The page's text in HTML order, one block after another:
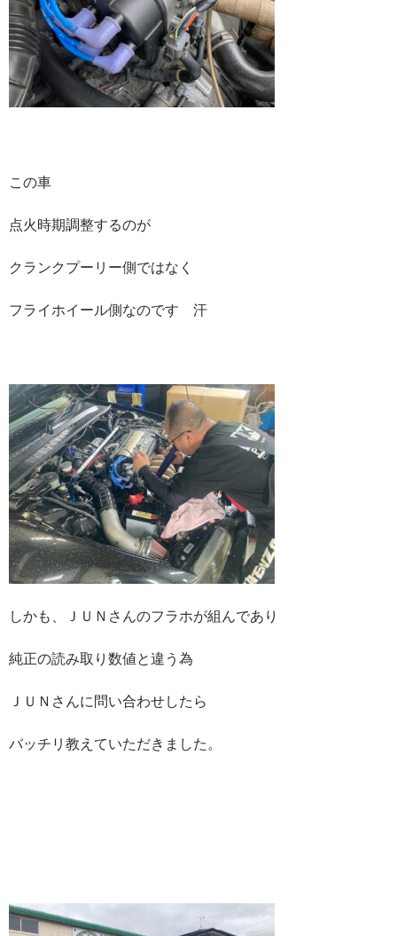
この車
点火時期調整するのが
クランクプーリー側ではなく
フライホイール側なのです 汗
しかも、ＪＵＮさんのフラホが組んであり
純正の読み取り数値と違う為
ＪＵＮさんに問い合わせしたら
バッチリ教えていただきました。